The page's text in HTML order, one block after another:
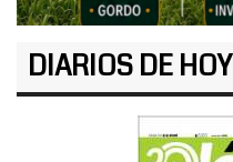
DIARIOS DE HOY